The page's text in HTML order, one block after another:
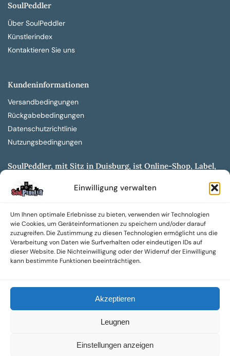
Einwilligung verwalten
Um Ihnen optimale Erlebnisse zu bieten, verwenden wir Technologien
wie Cookies, um Geräteinformationen zu speichern und/oder darauf
zuzugreifen. Die Zustimmung zu diesen Technologien ermöglicht uns die
Verarbeitung von Daten wie Surfverhalten oder eindeutigen IDs auf
dieser Website. Die Nichteinwilligung oder der Widerruf der Einwilligung
kann bestimmte Funktionen beeinträchtigen.
Akzeptieren
Leugnen
Einstellungen anzeigen
SoulPeddler
Über SoulPeddler
Künstlerindex
Kontaktieren Sie uns
Kundeninformationen
Versandbedingungen
Rückgabebedingungen
Datenschutzrichtlinie
Nutzungsbedingungen
SoulPeddler, mit Sitz in Duisburg, ist Online-Shop, Label,
entwickelt aus dem SoulPeddler Vinyl-Presswerk und
unserer Online-Gig-Plattform.
Wir bieten eine breite Auswahl an sowohl hochgradig
sammelwürdigen als auch Mainstream-Titeln und -Formaten auf
Vinyl, CD und weiteren Medien.
Sowohl neue als auch gebrauchte, nach Zustand bewertete
Wir setzen uns leidenschaftlich für unabhängige Künstler und
Labels ein und bieten hochwertige, maßgeschneiderte Lösungen
aus über 30 Jahren Erfahrung in der Musikindustrie.
SoulPeddler Mailorder, Records & Vinyl Production – DUBOX –
Nettirock – Nice Guy Records – MOVA Museum of Vinyl Arts